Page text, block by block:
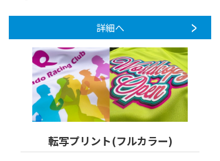
詳細へ
転写プリント(フルカラー)